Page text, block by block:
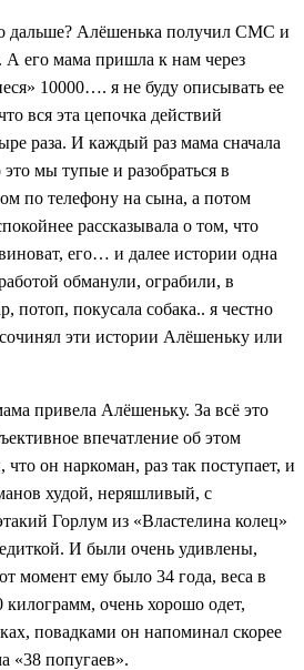
дальше? Алёшенька получил СМС и
А его мама пришла к нам через
10000…. я не буду описывать ее
вся эта цепочка действий
раза. И каждый раз мама сначала
мы тупые и разобраться в
по телефону на сына, а потом
рассказывала о том, что
его… и далее истории одна
обманули, ограбили, в
потоп, покусала собака.. я честно
эти истории Алёшеньку или
привела Алёшеньку. За всё это
впечатление об этом
он наркоман, раз так поступает, и
худой, неряшливый, с
Горлум из «Властелина колец»
И были очень удивлены,
момент ему было 34 года, веса в
очень хорошо одет,
повадками он напоминал скорее
«38 попугаев».